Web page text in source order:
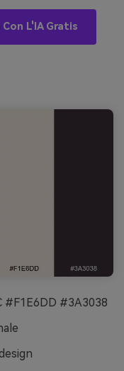
L'IA Gratis
#F1E6DD #3A3038